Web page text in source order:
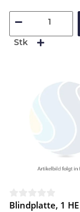
Stk
Blindplatte, 1 HE